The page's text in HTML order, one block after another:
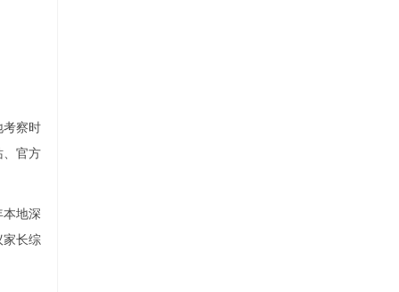
考察时
、官方
本地深
家长综